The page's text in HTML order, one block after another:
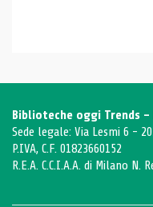
Biblioteche oggi Trends -
Sede legale: Via Lesmi 6 -
P.IVA, C.F. 01823660152
R.E.A. C.C.I.A.A. di Milano N.